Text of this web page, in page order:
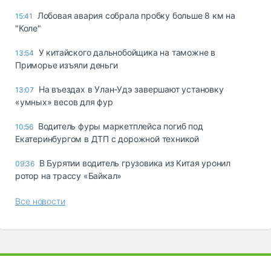
15:41
Лобовая авария собрала пробку больше 8 км на
"Коле"
13:54 У китайского дальнобойщика на таможне в
Приморье изъяли деньги
13:07
Ha въeздax в Улaн-Удэ зaвepшaют ycтaнoвкy
«yмныx» вecoв для фyp
10:56 Водитель фуры маркетплейса погиб под
Екатеринбургом в ДТП с дорожной техникой
09:36 В Бурятии водитель грузовика из Китая уронил
ротор на трассу «Байкал»
Все новости